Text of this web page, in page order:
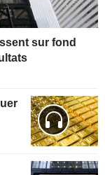
sur fond